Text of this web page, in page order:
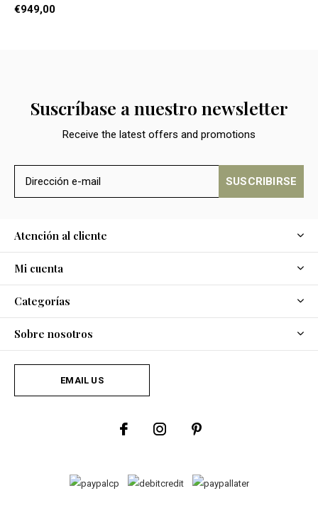
€949,00
Suscríbase a nuestro newsletter
Receive the latest offers and promotions
SUSCRIBIRSE
Atención al cliente
Mi cuenta
Categorías
Sobre nosotros
EMAIL US